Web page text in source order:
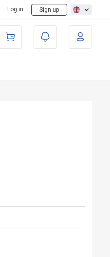
Log in Sign up